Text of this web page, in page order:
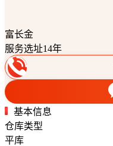
富长金
服务选址14年
基本信息
仓库类型
平库